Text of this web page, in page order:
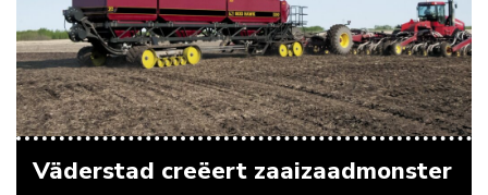
Väderstad creëert zaaizaadmonster